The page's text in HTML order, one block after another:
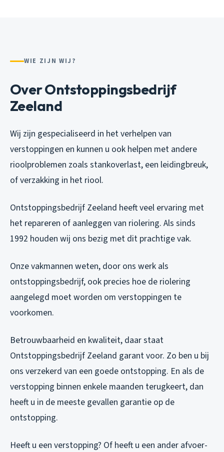
WIE ZIJN WIJ?
Over Ontstoppingsbedrijf
Zeeland
Wij zijn gespecialiseerd in het verhelpen van
verstoppingen en kunnen u ook helpen met andere
rioolproblemen zoals stankoverlast, een leidingbreuk,
of verzakking in het riool.
Ontstoppingsbedrijf Zeeland heeft veel ervaring met
het repareren of aanleggen van riolering. Als sinds
1992 houden wij ons bezig met dit prachtige vak.
Onze vakmannen weten, door ons werk als
ontstoppingsbedrijf, ook precies hoe de riolering
aangelegd moet worden om verstoppingen te
voorkomen.
Betrouwbaarheid en kwaliteit, daar staat
Ontstoppingsbedrijf Zeeland garant voor. Zo ben u bij
ons verzekerd van een goede ontstopping. En als de
verstopping binnen enkele maanden terugkeert, dan
heeft u in de meeste gevallen garantie op de
ontstopping.
Heeft u een verstopping? Of heeft u een ander afvoer-